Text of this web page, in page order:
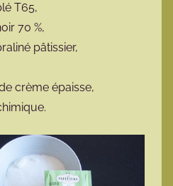
T65,
70 %,
pâtissier,
crème épaisse,